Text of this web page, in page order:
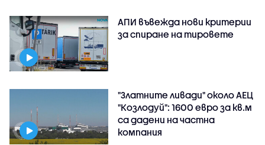
АПИ въвежда нови критерии
за спиране на тировете
"Златните ливади" около АЕЦ
"Козлодуй": 1600 евро за кв.м
са дадени на частна
компания